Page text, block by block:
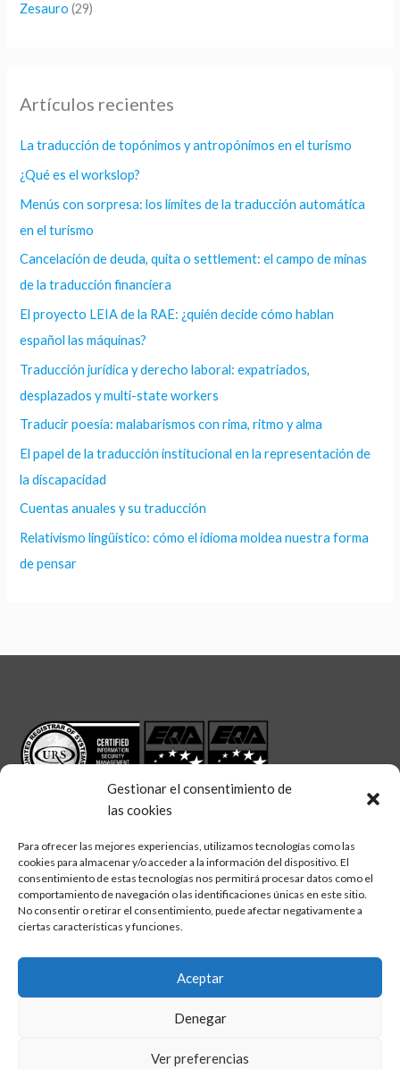
Gestionar el consentimiento de
las cookies
Para ofrecer las mejores experiencias, utilizamos tecnologías como las
cookies para almacenar y/o acceder a la información del dispositivo. El
consentimiento de estas tecnologías nos permitirá procesar datos como el
comportamiento de navegación o las identificaciones únicas en este sitio.
No consentir o retirar el consentimiento, puede afectar negativamente a
ciertas características y funciones.
Aceptar
Denegar
Ver preferencias
Zesauro (29)
Artículos recientes
La traducción de topónimos y antropónimos en el turismo
¿Qué es el workslop?
Menús con sorpresa: los límites de la traducción automática
en el turismo
Cancelación de deuda, quita o settlement: el campo de minas
de la traducción financiera
El proyecto LEIA de la RAE: ¿quién decide cómo hablan
español las máquinas?
Traducción jurídica y derecho laboral: expatriados,
desplazados y multi-state workers
Traducir poesía: malabarismos con rima, ritmo y alma
El papel de la traducción institucional en la representación de
la discapacidad
Cuentas anuales y su traducción
Relativismo lingüístico: cómo el idioma moldea nuestra forma
de pensar
Síguenos en:
linkedintwitterfacebook
Aviso legal